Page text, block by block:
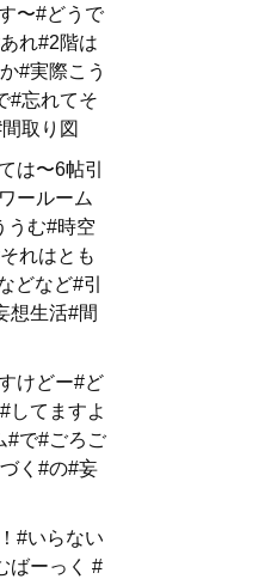
〜#どうで
れ#2階は
#実際こう
#忘れてそ
取り図
は〜6帖引
ールーム
うむ#時空
れはとも
どなど#引
想生活#間
けどー#ど
してますよ
#で#ごろご
く#の#妄
#いらない
ばーっく #